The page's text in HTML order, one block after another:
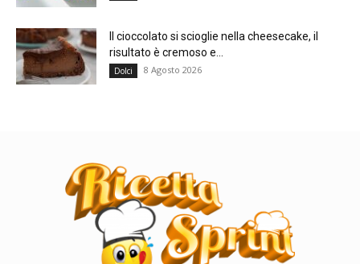
Il cioccolato si scioglie nella cheesecake, il
risultato è cremoso e...
Dolci 8 Agosto 2026